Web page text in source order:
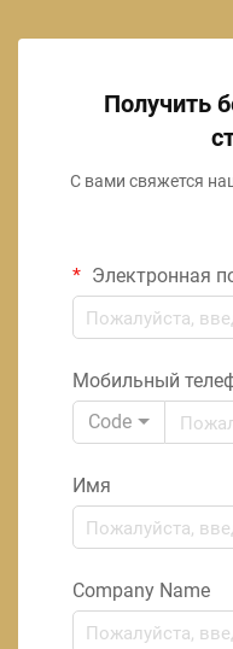
Получить
С вами свяжется
Электронная
Мобильный
Code
Имя
Company Name